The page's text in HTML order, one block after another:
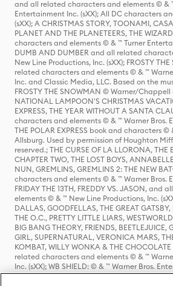
and all related characters and elements © &
Entertainment Inc. (sXX); All DC characters
(sXX); A CHRISTMAS STORY, TOONAMI,
PLANET AND THE PLANETEERS, THE
characters and elements © & ™ Turner
DUMB AND DUMBER and all related
New Line Productions, Inc. (sXX); FROSTY
related characters and elements © & ™
Inc. and Classic Media, LLC. Based on the
FROSTY THE SNOWMAN © Warner/Chappell
NATIONAL LAMPOON'S CHRISTMAS
EXPRESS, THE YEAR WITHOUT A SANTA
characters and elements © & ™ Warner Bros.
THE POLAR EXPRESS book and characters ©
Allsburg. Used by permission of Houghton
reserved.; THE CURSE OF LA LLORONA, THE
CHAPTER TWO, THE LOST BOYS,
NUN, GREMLINS, GREMLINS 2: THE NEW
characters and elements © & ™ Warner Bros.
FRIDAY THE 13TH, FREDDY VS. JASON,
elements © & ™ New Line Productions, Inc.
DALLAS, GOODFELLAS, THE GREAT
THE O.C., PRETTY LITTLE LIARS,
BIG BANG THEORY, FRIENDS, BEETLEJUICE,
GIRL, SUPERNATURAL, VERONICA MARS,
KOMBAT, WILLY WONKA & THE
related characters and elements © & ™
Inc. (sXX); WB SHIELD: © & ™ Warner Bros.
HOUSE OF THE DRAGON, GAME OF